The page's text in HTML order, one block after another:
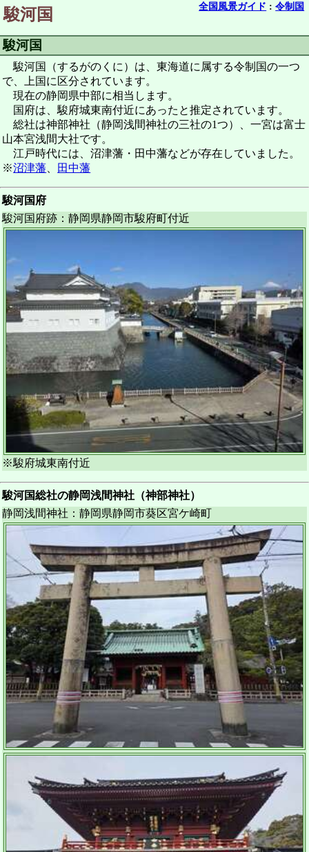
全国風景ガイド :令制国
駿河国
駿河国
駿河国（するがのくに）は、東海道に属する令制国の一つ
で、上国に区分されています。
現在の静岡県中部に相当します。
国府は、駿府城東南付近にあったと推定されています。
総社は神部神社（静岡浅間神社の三社の1つ）、一宮は富士
山本宮浅間大社です。
江戸時代には、沼津藩・田中藩などが存在していました。
※沼津藩 田中藩
駿河国府
駿河国府跡：静岡県静岡市駿府町付近
※駿府城東南付近
駿河国総社の静岡浅間神社（神部神社）
静岡浅間神社：静岡県静岡市葵区宮ケ崎町